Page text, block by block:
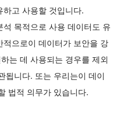
고 사용할 것입니다.
목적으로 사용 데이터도 유
으로이 데이터가 보안을 강
는 데 사용되는 경우를 제외
됩니다. 또는 우리는이 데이
법적 의무가 있습니다.